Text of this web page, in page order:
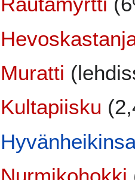
Muratti
Kultapiisku